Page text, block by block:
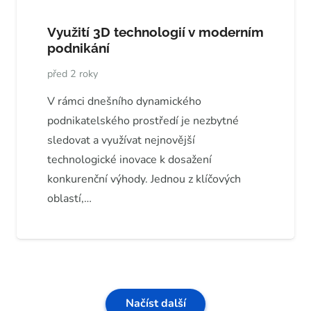
Využití 3D technologií v moderním
podnikání
před 2 roky
V rámci dnešního dynamického
podnikatelského prostředí je nezbytné
sledovat a využívat nejnovější
technologické inovace k dosažení
konkurenční výhody. Jednou z klíčových
oblastí,…
Načíst další